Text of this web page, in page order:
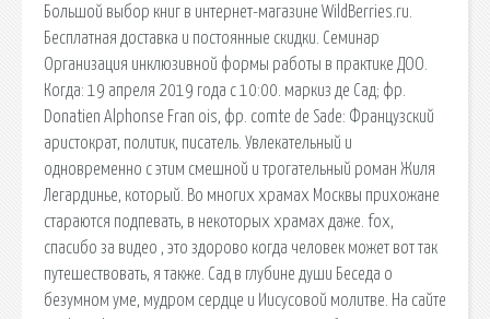
Большой выбор книг в интернет-магазине WildBerries.ru.
Бесплатная доставка и постоянные скидки. Семинар
Организация инклюзивной формы работы в практике ДОО.
Когда: 19 апреля 2019 года с 10:00. маркиз де Сад; фр.
Donatien Alphonse Fran ois, фр. comte de Sade: Французский
аристократ, политик, писатель. Увлекательный и
одновременно с этим смешной и трогательный роман Жиля
Легардинье, который. Во многих храмах Москвы прихожане
стараются подпевать, в некоторых храмах даже. fox,
спасибо за видео , это здорово когда человек может вот так
путешествовать, я также. Сад в глубине души Беседа о
безумном уме, мудром сердце и Иисусовой молитве. На сайте